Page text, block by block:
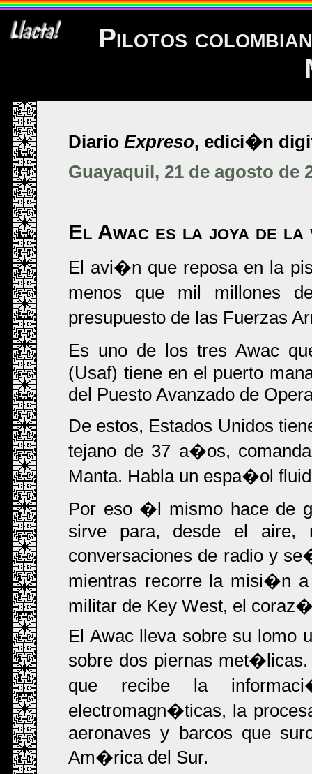
Pilotos
Diario Expreso, edici�n
Guayaquil, 21 de agosto de
El Awac es la joya de la
El avi�n que reposa en la
menos que mil millones
presupuesto de las Fuerzas
Es uno de los tres Awac
(Usaf) tiene en el puerto
del Puesto Avanzado de
De estos, Estados Unidos
tejano de 37 a�os,
Manta. Habla un espa�ol
Por eso �l mismo hace de
sirve para, desde el aire,
conversaciones de radio y
mientras recorre la misi�n
militar de Key West, el
El Awac lleva sobre su lomo
sobre dos piernas
que recibe la
electromagn�ticas, la
aeronaves y barcos que
Am�rica del Sur.